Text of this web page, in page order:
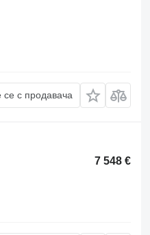
с продавача
7 548 €